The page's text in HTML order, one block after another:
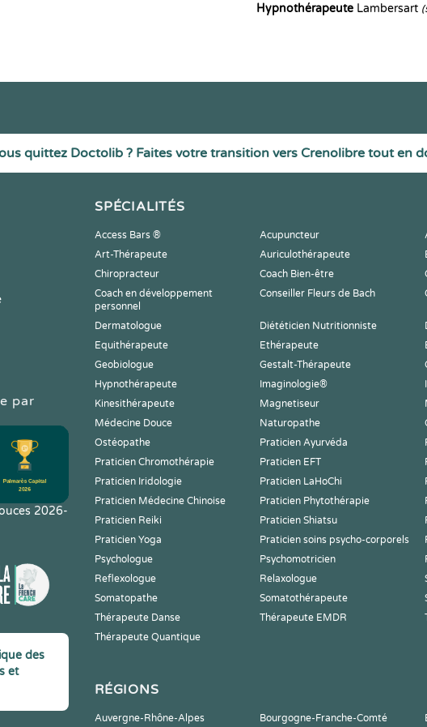
Hypnothérapeute Lambersart
quittez Doctolib ? Faites votre transition vers Crenolibre tout en
par
2026-
des
et
SPÉCIALITÉS
Access Bars ® Acupuncteur
Art-Thérapeute
Auriculothérapeute
Chiropracteur
Coach Bien-être
Coach en développement
personnel
Conseiller Fleurs de Bach
Dermatologue Diététicien Nutritionniste
Equithérapeute
Ethérapeute
Geobiologue
Gestalt-Thérapeute
Hypnothérapeute
Imaginologie®
Kinesithérapeute
Magnetiseur
Médecine Douce
Naturopathe
Ostéopathe
Praticien Ayurvéda
Praticien Chromothérapie
Praticien EFT
Praticien Iridologie
Praticien LaHoChi
Praticien Médecine Chinoise
Praticien Phytothérapie
Praticien Reiki
Praticien Shiatsu
Praticien Yoga
Praticien soins psycho-corporels
Psychologue
Psychomotricien
Reflexologue
Relaxologue
Somatopathe
Somatothérapeute
Thérapeute Danse
Thérapeute EMDR
Thérapeute Quantique
RÉGIONS
Auvergne-Rhône-Alpes Bourgogne-Franche-Comté